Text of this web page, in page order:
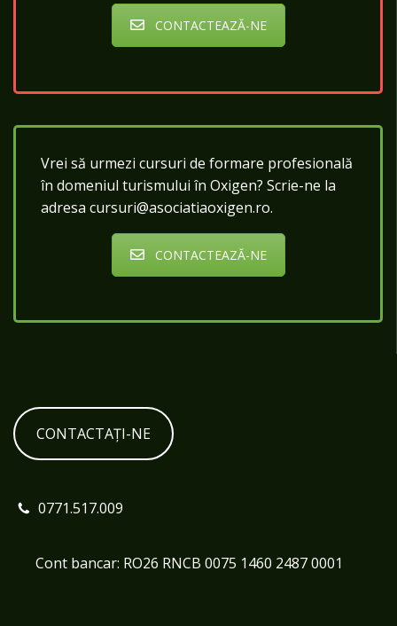
CONTACTEAZĂ-NE
Vrei să urmezi cursuri de formare profesională
în domeniul turismului în Oxigen? Scrie-ne la
adresa cursuri@asociatiaoxigen.ro.
CONTACTEAZĂ-NE
CONTACTAȚI-NE
0771.517.009
Cont bancar: RO26 RNCB 0075 1460 2487 0001